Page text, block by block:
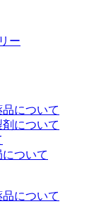
ー
について
について
ついて
について